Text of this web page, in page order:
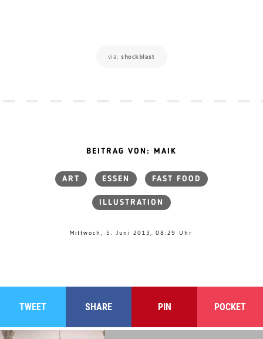
via: shockblast
BEITRAG VON: MAIK
ART ESSEN FAST FOOD
ILLUSTRATION
Mittwoch, 5. Juni 2013, 08:29 Uhr
TWEET SHARE PIN POCKET